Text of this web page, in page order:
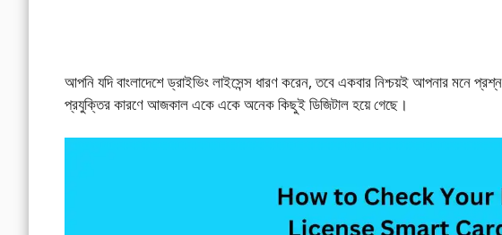
আপনি যদি বাংলাদেশে ড্রাইভিং লাইসেন্স ধারণ করেন, তবে একবার নিশ্চয়ই আপনার মনে
প্রযুক্তির কারণে আজকাল একে একে অনেক কিছুই ডিজিটাল হয়ে গেছে।